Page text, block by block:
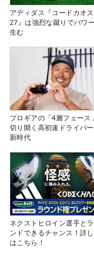
アディダス『コードカオス
27』は強烈な蹴りでパワ
生む
プロギアの「4層フェース
切り開く高初速ドライバ
新時代
ネクストヒロイン選手と
ンドできるチャンス！詳し
はこちら！